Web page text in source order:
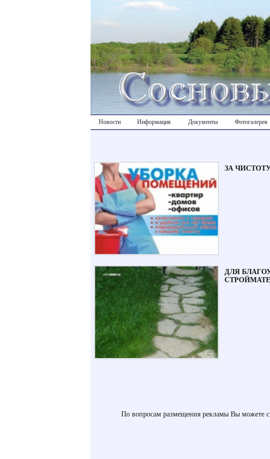
Новости Информация Документы Фотогалерея
ЗА
ДЛЯ
По вопросам размещения рекламы Вы можете